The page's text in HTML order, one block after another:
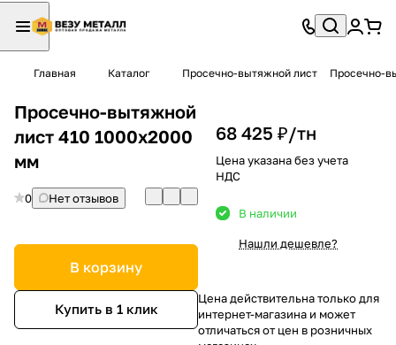
Главная Каталог Просечно-вытяжной лист Просечно-
Просечно-вытяжной
лист 410 1000х2000
мм
0 Нет отзывов
В корзину
Купить в 1 клик
68 425 ₽/тн
Цена указана без учета
НДС
В наличии
Нашли дешевле?
Цена действительна только для
интернет-магазина и может
отличаться от цен в розничных